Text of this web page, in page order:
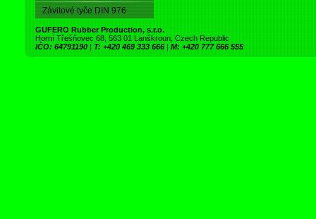
Závitové tyče DIN 976
GUFERO Rubber Production, s.r.o.
Horní Třešňovec 68, 563 01 Lanškroun, Czech Republic
IČO: 64791190 | T: +420 469 333 666 | M: +420 777 666 555